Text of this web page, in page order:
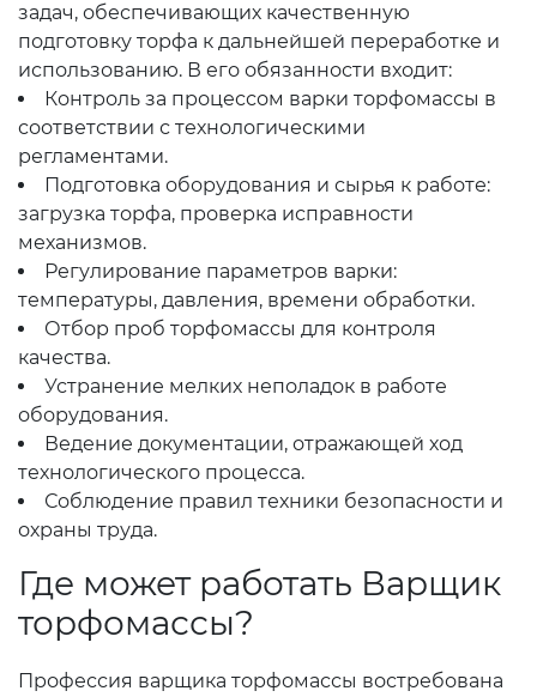
задач, обеспечивающих качественную
подготовку торфа к дальнейшей переработке и
использованию. В его обязанности входит:
Контроль за процессом варки торфомассы в
соответствии с технологическими
регламентами.
Подготовка оборудования и сырья к работе:
загрузка торфа, проверка исправности
механизмов.
Регулирование параметров варки:
температуры, давления, времени обработки.
Отбор проб торфомассы для контроля
качества.
Устранение мелких неполадок в работе
оборудования.
Ведение документации, отражающей ход
технологического процесса.
Соблюдение правил техники безопасности и
охраны труда.
Где может работать Варщик
торфомассы?
Профессия варщика торфомассы востребована